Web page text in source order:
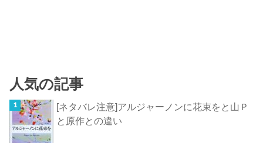
人気の記事
[ネタバレ注意]アルジャーノンに花束をと山Ｐ
と原作との違い